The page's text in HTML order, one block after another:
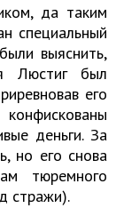
да таким
специальный
выяснить,
Люстиг был
его
деньги. За
но его снова
тюремного
стражи).